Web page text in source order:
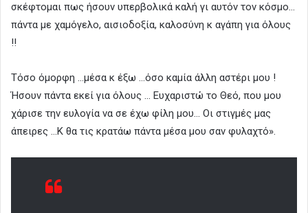
σκέφτομαι πως ήσουν υπερβολικά καλή γι αυτόν τον κόσμο…
πάντα με χαμόγελο, αισιοδοξία, καλοσύνη κ αγάπη για όλους
!!
Τόσο όμορφη …μέσα κ έξω …όσο καμία άλλη αστέρι μου !
Ήσουν πάντα εκεί για όλους … Ευχαριστώ το Θεό, που μου
χάρισε την ευλογία να σε έχω φίλη μου… Οι στιγμές μας
άπειρες …Κ θα τις κρατάω πάντα μέσα μου σαν φυλαχτό».